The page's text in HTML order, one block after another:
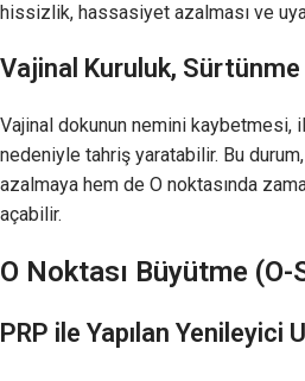
hissizlik, hassasiyet azalması ve
Vajinal Kuruluk,
Vajinal dokunun nemini kaybetmesi,
nedeniyle tahriş yaratabilir. Bu
azalmaya hem de O noktasında
açabilir.
O Noktası Büyütme
PRP ile Yapılan Yenileyici